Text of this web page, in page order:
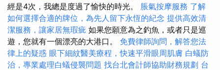
經是4次，我總是度過了愉快的時光。 脹氣按摩服務 了解
如何選擇合適的牌位，為先人留下永恆的紀念 提供高效清
潔服務，讓家居無瑕疵 如果您願意為之釣魚，或者只是巡
遊，您就有一個漂亮的大港口。 免費律師詢問，解答您法
律上的疑惑 眼下細紋醫美療程，快速平滑眼周肌膚 白蟻防
治，專業處理白蟻侵襲問題 找台北會計師協助財務規劃 台